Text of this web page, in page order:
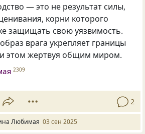
— это не результат силы,
корни которого
защищать свою уязвимость.
врага укрепляет границы
этом жертвуя общим миром.
2309
2
Любимая 03 сен 2025